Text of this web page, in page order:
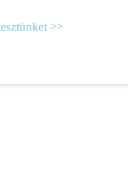
>>